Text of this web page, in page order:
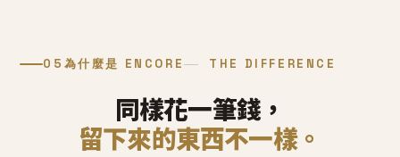
05 為什麼是 ENCORE THE DIFFERENCE
同樣花一筆錢，
留下來的東西不一樣。